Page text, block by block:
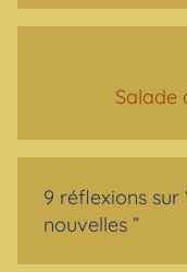
Salade
9 réflexions sur
nouvelles ”